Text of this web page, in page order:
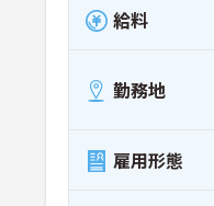
給料
勤務地
雇用形態